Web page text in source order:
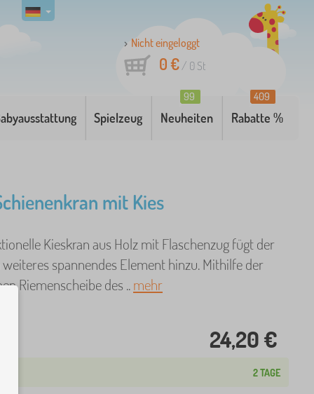
Nicht eingeloggt
0 €/ 0 St
Spielzeug Neuheiten
99
Rabatte %
409
mit Kies
Kieskran aus Holz mit Flaschenzug fügt der
spannendes Element hinzu. Mithilfe der
Riemenscheibe des ..mehr
24,20 €
2 TAGE